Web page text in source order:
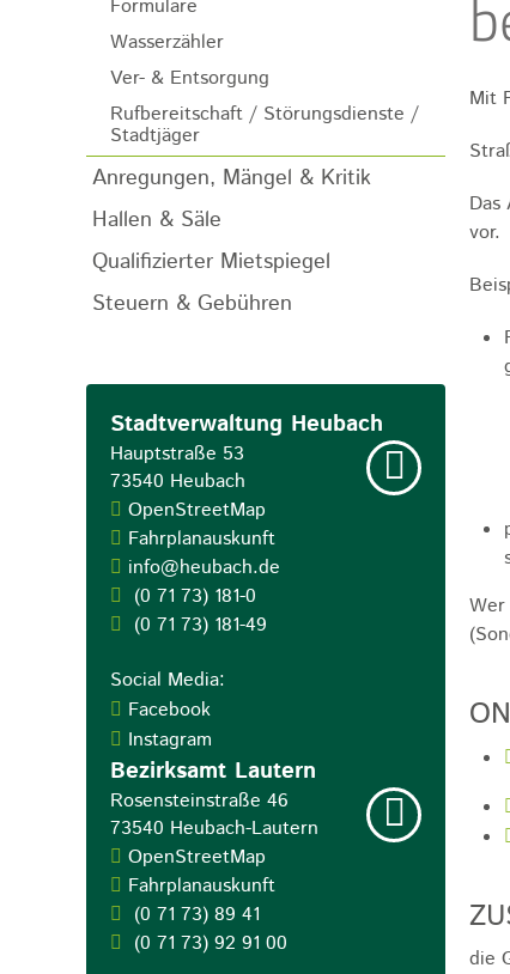
Mit
vor.
die
Formulare
Wasserzähler
Ver- & Entsorgung
Rufbereitschaft / Störungsdienste /
Stadtjäger
Anregungen, Mängel & Kritik
Hallen & Säle
Qualifizierter Mietspiegel
Steuern & Gebühren
Stadtverwaltung Heubach
Hauptstraße 53
73540 Heubach
OpenStreetMap
Fahrplanauskunft
info@heubach.de
(0 71 73) 181-0
(0 71 73) 181-49
Social Media:
Facebook
Instagram
Bezirksamt Lautern
Rosensteinstraße 46
73540 Heubach-Lautern
OpenStreetMap
Fahrplanauskunft
(0 71 73) 89 41
(0 71 73) 92 91 00